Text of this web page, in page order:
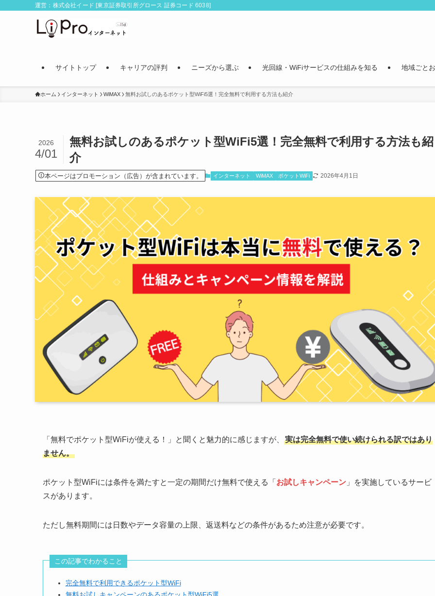
運営：株式会社イード [東京証券取引所グロース 証券コード 6038]
サイトトップ キャリアの評判 ニーズから選ぶ 光回線・WiFiサービスの仕組みを知る 地域ごと
ホーム インターネット WiMAX 無料お試しのあるポケット型WiFi5選！完全無料で利用する方法も紹介
無料お試しのあるポケット型WiFi5選！完全無料で利用する方法も紹
介
2026
4/01
本ページはプロモーション（広告）が含まれています。 インターネット WiMAX ポケットWiFi 2026年4月1日
「無料でポケット型WiFiが使える！」と聞くと魅力的に感じますが、
実は完全無料で使い続けられる訳ではあり
ません。
ポケット型WiFiには条件を満たすと一定の期間だけ無料で使える「 お試しキャンペーン 」を実施しているサービ
スがあります。
ただし無料期間には日数やデータ容量の上限、返送料などの条件があるため注意が必要です。
この記事でわかること
完全無料で利用できるポケット型WiFi